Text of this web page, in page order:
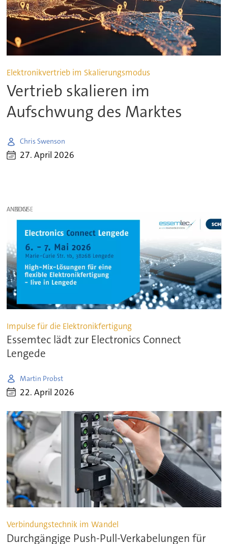
Elektronikvertrieb im Skalierungsmodus
Vertrieb skalieren im
Aufschwung des Marktes
Chris Swenson
27. April 2026
ANZEIGE
Impulse für die Elektronikfertigung
Essemtec lädt zur Electronics Connect
Lengede
Martin Probst
22. April 2026
Verbindungstechnik im Wandel
Durchgängige Push-Pull-Verkabelungen für